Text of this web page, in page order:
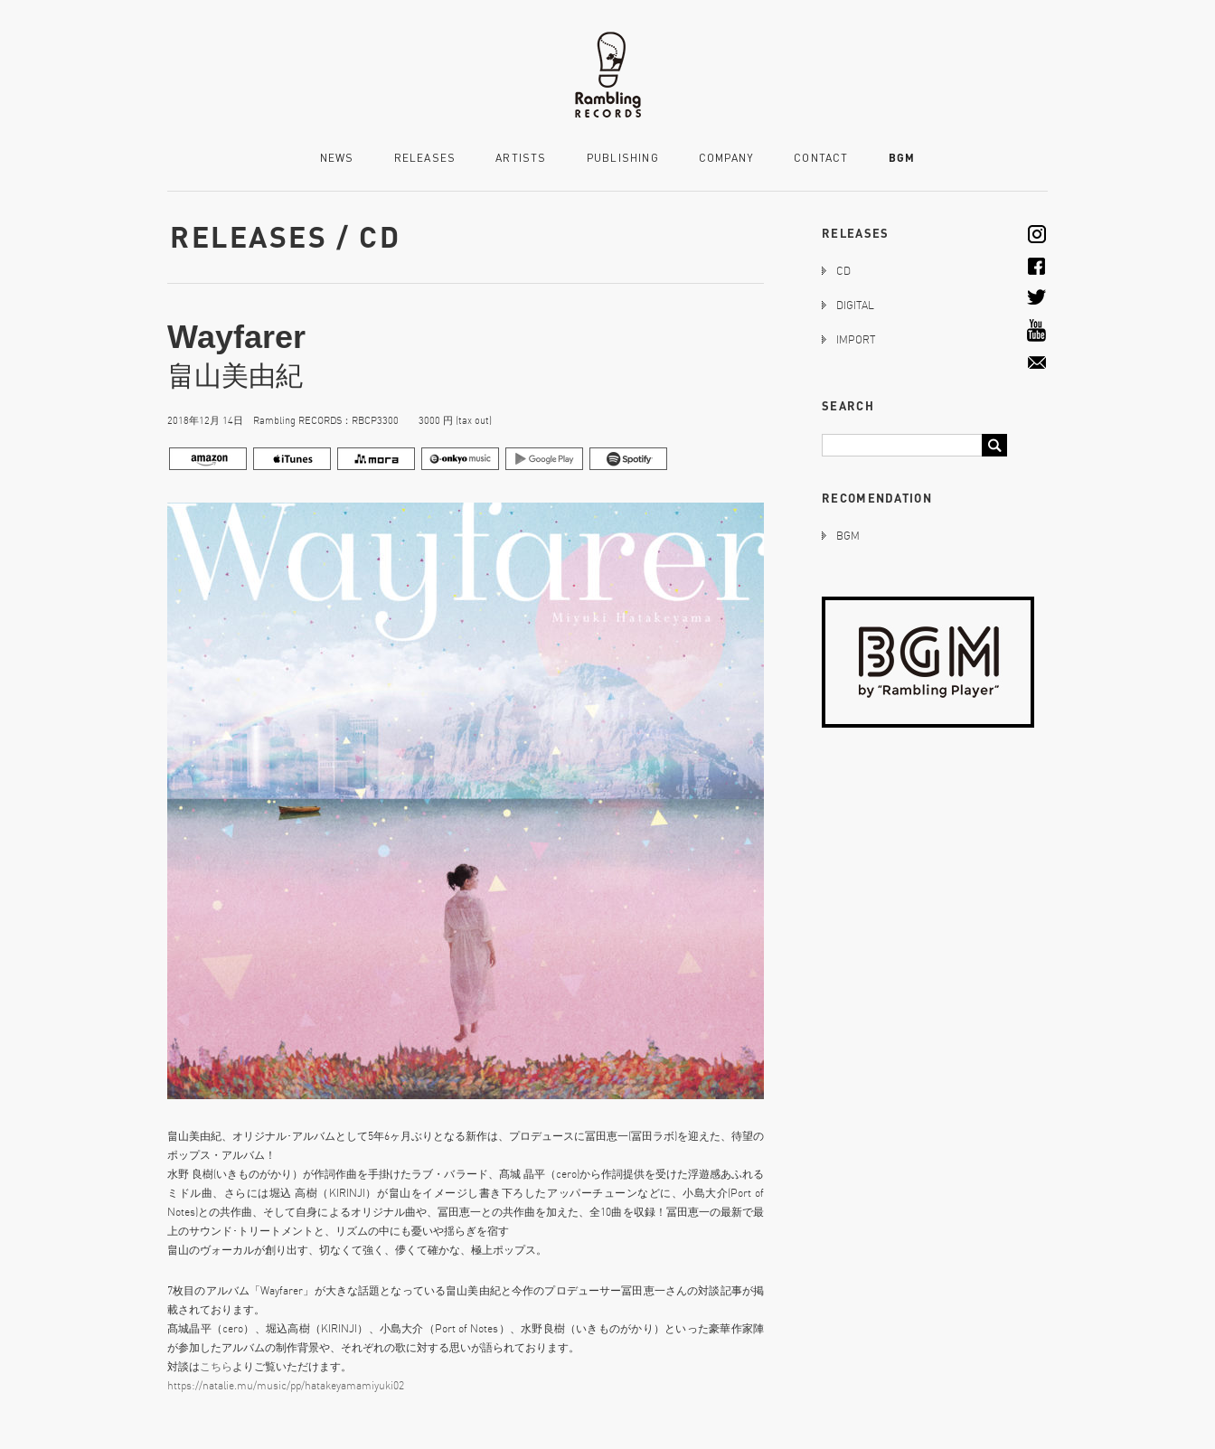
NEWS RELEASES ARTISTS PUBLISHING COMPANY CONTACT BGM
RELEASES / CD
Wayfarer
畠山美由紀
2018年12月 14日 Rambling RECORDS：RBCP3300 3000 円 (tax out)
畠山美由紀、オリジナル･アルバムとして5年6ヶ月ぶりとなる新作は、プロデュースに冨田恵一(冨田ラボ)を迎えた、待望の
ポップス・アルバム！
水野 良樹(いきものがかり）が作詞作曲を手掛けたラブ・バラード、髙城 晶平（cero)から作詞提供を受けた浮遊感あふれる
ミドル曲、さらには堀込 高樹（KIRINJI）が畠山をイメージし書き下ろしたアッパーチューンなどに、小島大介(Port of
Notes)との共作曲、そして自身によるオリジナル曲や、冨田恵一との共作曲を加えた、全10曲を収録！冨田恵一の最新で最
上のサウンド･トリートメントと、リズムの中にも憂いや揺らぎを宿す
畠山のヴォーカルが創り出す、切なくて強く、儚くて確かな、極上ポップス。
7枚目のアルバム「Wayfarer」が大きな話題となっている畠山美由紀と今作のプロデューサー冨田恵一さんの対談記事が掲
載されております。
髙城晶平（cero）、堀込高樹（KIRINJI）、小島大介（Port of Notes）、水野良樹（いきものがかり）といった豪華作家陣
が参加したアルバムの制作背景や、それぞれの歌に対する思いが語られております。
対談はこちら よりご覧いただけます。
https://natalie.mu/music/pp/hatakeyamamiyuki02
RELEASES
CD
DIGITAL
IMPORT
SEARCH
RECOMENDATION
BGM